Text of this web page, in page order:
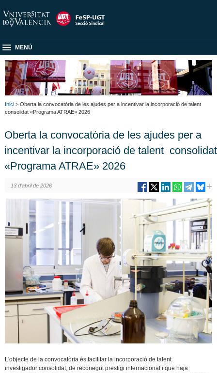
MENÚ
Inici > Oberta la convocatòria de les ajudes per a incentivar la incorporació de talent
consolidat «Programa ATRAE» 2026
Oberta la convocatòria de les ajudes per a
incentivar la incorporació de talent consolidat
«Programa ATRAE» 2026
13 d’abril de 2026
L'objecte de la convocatòria és facilitar la incorporació de talent
investigador consolidat, de reconegut prestigi internacional i que haja